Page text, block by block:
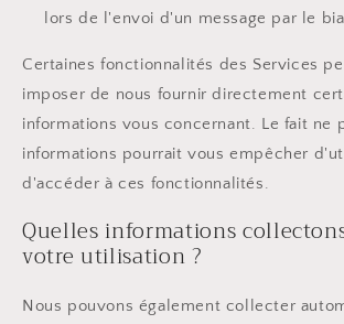
lors de l'envoi d'un message par le
Certaines fonctionnalités des Services
imposer de nous fournir directement
informations vous concernant. Le fait ne
informations pourrait vous empêcher
d'accéder à ces fonctionnalités.
Quelles informations
votre utilisation ?
Nous pouvons également collecter